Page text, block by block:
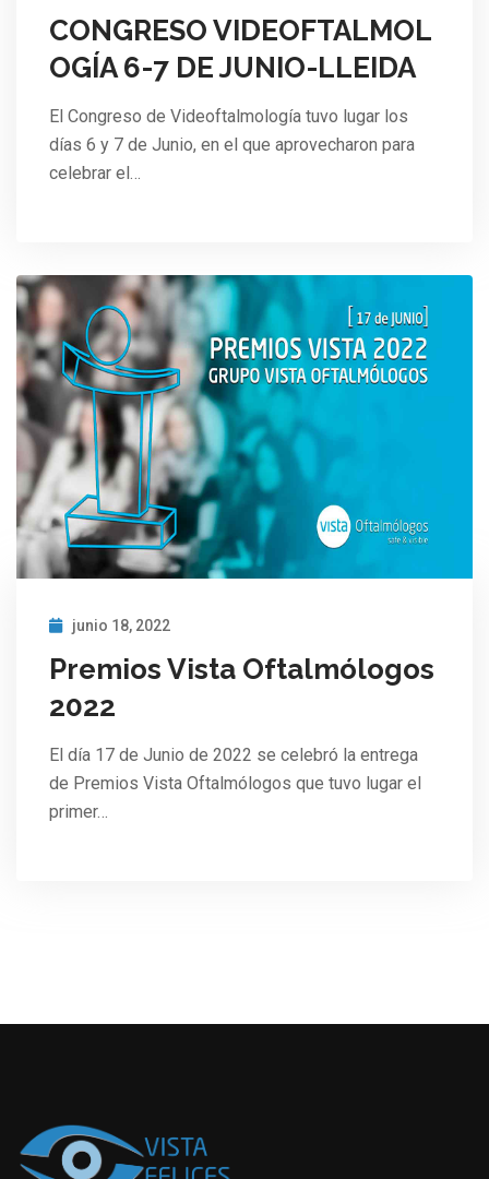
CONGRESO VIDEOFTALMOL
OGÍA 6-7 DE JUNIO-LLEIDA
El Congreso de Videoftalmología tuvo lugar los
días 6 y 7 de Junio, en el que aprovecharon para
celebrar el…
junio 18, 2022
Premios Vista Oftalmólogos
2022
El día 17 de Junio de 2022 se celebró la entrega
de Premios Vista Oftalmólogos que tuvo lugar el
primer…